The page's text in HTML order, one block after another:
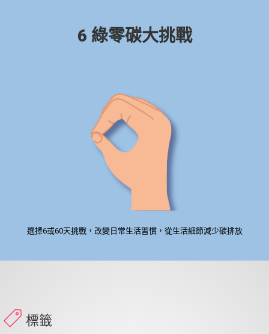
6 綠零碳大挑戰
選擇6或60天挑戰，改變日常生活習慣，從生活細節減少碳排放
標籤